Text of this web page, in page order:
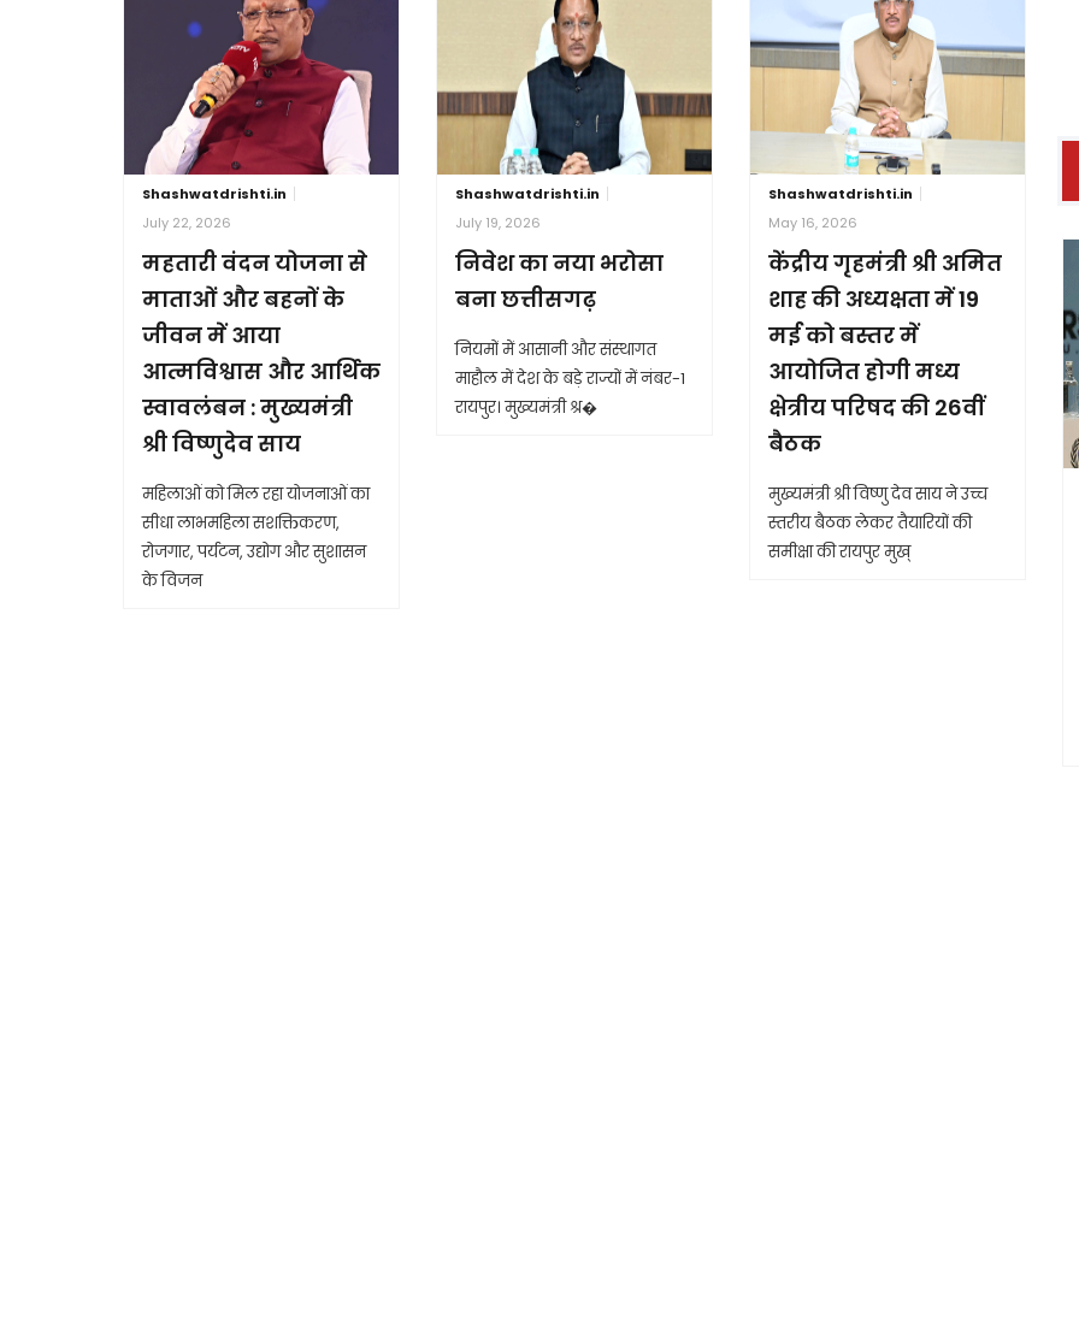
Shashwatdrishti.in
July 22, 2026
महतारी वंदन योजना से
माताओं और बहनों के
जीवन में आया
आत्मविश्वास और आर्थिक
स्वावलंबन : मुख्यमंत्री
श्री विष्णुदेव साय
महिलाओं को मिल रहा योजनाओं का
सीधा लाभमहिला सशक्तिकरण,
रोजगार, पर्यटन, उद्योग और सुशासन
के विजन
Shashwatdrishti.in
July 19, 2026
निवेश का नया भरोसा
बना छत्तीसगढ़
नियमों में आसानी और संस्थागत
माहौल में देश के बड़े राज्यों में नंबर-1
रायपुर। मुख्यमंत्री श्र�
Shashwatdrishti.in
May 16, 2026
केंद्रीय गृहमंत्री श्री अमित
शाह की अध्यक्षता में 19
मई को बस्तर में
आयोजित होगी मध्य
क्षेत्रीय परिषद की 26वीं
बैठक
मुख्यमंत्री श्री विष्णु देव साय ने उच्च
स्तरीय बैठक लेकर तैयारियों की
समीक्षा की रायपुर मुख्